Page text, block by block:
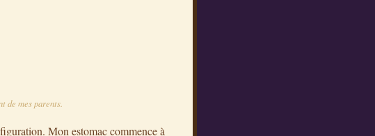
de mes parents.
Mon estomac commence à